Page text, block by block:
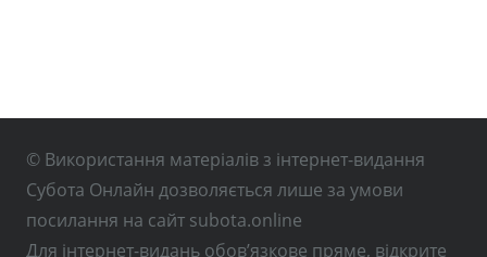
© Використання матеріалів з інтернет-видання
Субота Онлайн дозволяється лише за умови
посилання на сайт subota.online
Для інтернет-видань обов’язкове пряме, відкрите